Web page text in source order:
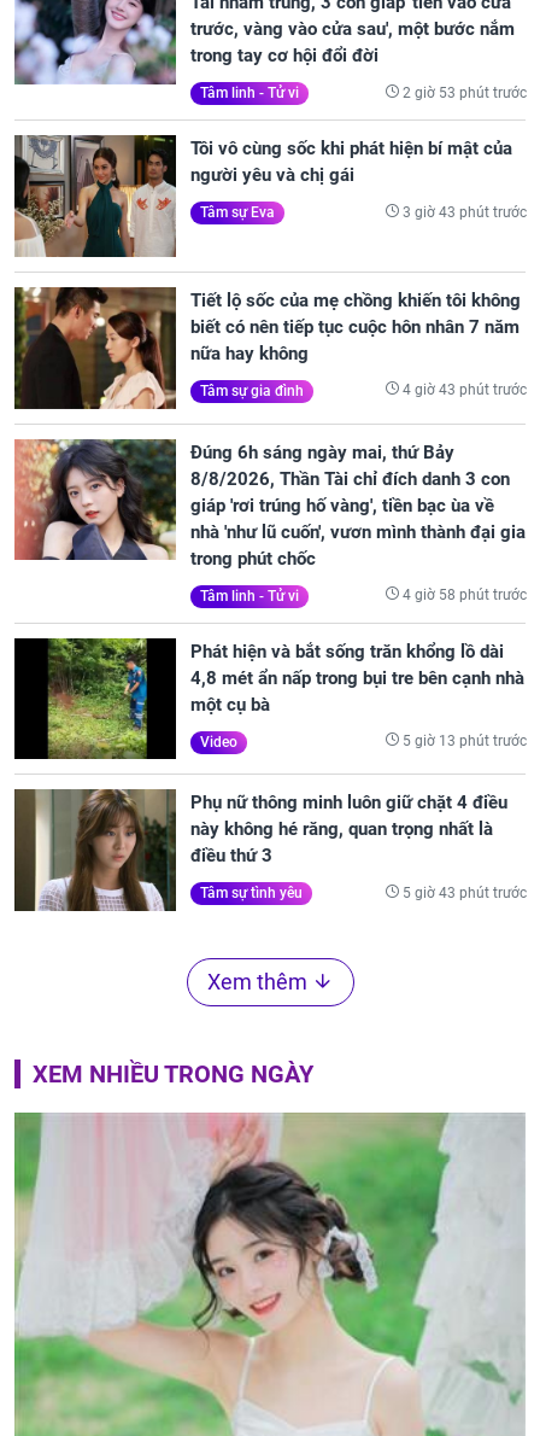
trước, vàng vào cửa sau', một bước nắm
trong tay cơ hội đổi đời
Tâm linh - Tử vi 2 giờ 53 phút trước
Tôi vô cùng sốc khi phát hiện bí mật của
người yêu và chị gái
Tâm sự Eva 3 giờ 43 phút trước
Tiết lộ sốc của mẹ chồng khiến tôi không
biết có nên tiếp tục cuộc hôn nhân 7 năm
nữa hay không
Tâm sự gia đình 4 giờ 43 phút trước
Đúng 6h sáng ngày mai, thứ Bảy
8/8/2026, Thần Tài chỉ đích danh 3 con
giáp 'rơi trúng hố vàng', tiền bạc ùa về
nhà 'như lũ cuốn', vươn mình thành đại gia
trong phút chốc
Tâm linh - Tử vi 4 giờ 58 phút trước
Phát hiện và bắt sống trăn khổng lồ dài
4,8 mét ẩn nấp trong bụi tre bên cạnh nhà
một cụ bà
Video 5 giờ 13 phút trước
Phụ nữ thông minh luôn giữ chặt 4 điều
này không hé răng, quan trọng nhất là
điều thứ 3
Tâm sự tình yêu 5 giờ 43 phút trước
Xem thêm
XEM NHIỀU TRONG NGÀY